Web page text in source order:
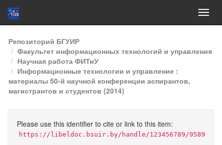
Skip
navigation
Репозиторий БГУИР
Факультет информационных технологий и управления
Научная работа ФИТиУ
Информационные технологии и управление :
материалы 50-й научной конференции аспирантов,
магистрантов и студентов (2014)
Please use this identifier to cite or link to this item:
https://libeldoc.bsuir.by/handle/123456789/9589